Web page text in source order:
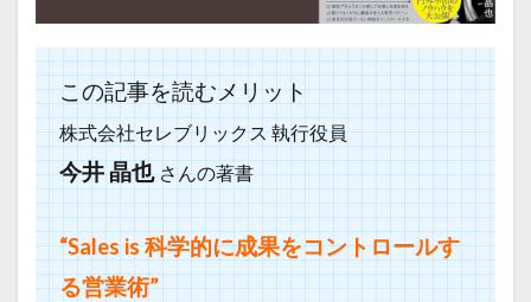
この記事を読むメリット
株式会社セレブリックス 執行役員
今井 晶也さんの著書
“Sales is 科学的に成果をコントロールす
る営業術”